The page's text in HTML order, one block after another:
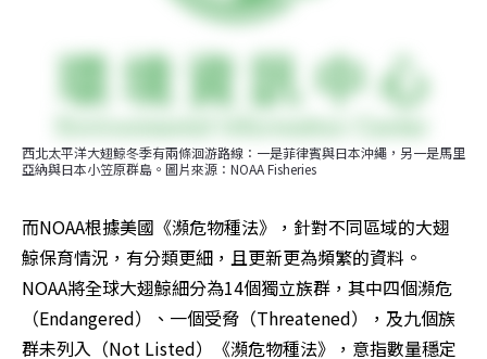
西北太平洋大翅鯨冬季有兩條洄游路線：一是菲律賓與日本沖繩，另一是馬里
亞納與日本小笠原群島。圖片來源：NOAA Fisheries
而NOAA根據美國《瀕危物種法》，針對不同區域的大翅
鯨保育情況，有分類更細，且更新更為頻繁的資料。
NOAA將全球大翅鯨細分為14個獨立族群，其中四個瀕危
（Endangered）、一個受脅（Threatened），及九個族
群未列入（Not Listed）《瀕危物種法》，意指數量穩定